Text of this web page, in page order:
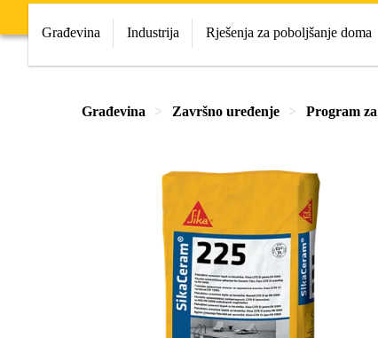
Građevina Industrija Rješenja za poboljšanje doma
Građevina Završno uređenje Program